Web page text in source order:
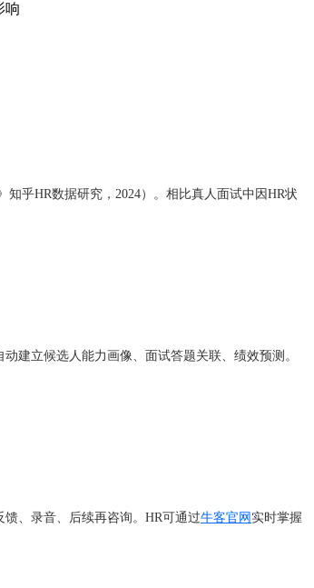
响
乎HR数据研究，2024）。相比真人面试中因HR状
建立候选人能力画像、面试答题关联、绩效预测。
、录音、后续再咨询。HR可通过牛客官网 实时掌握